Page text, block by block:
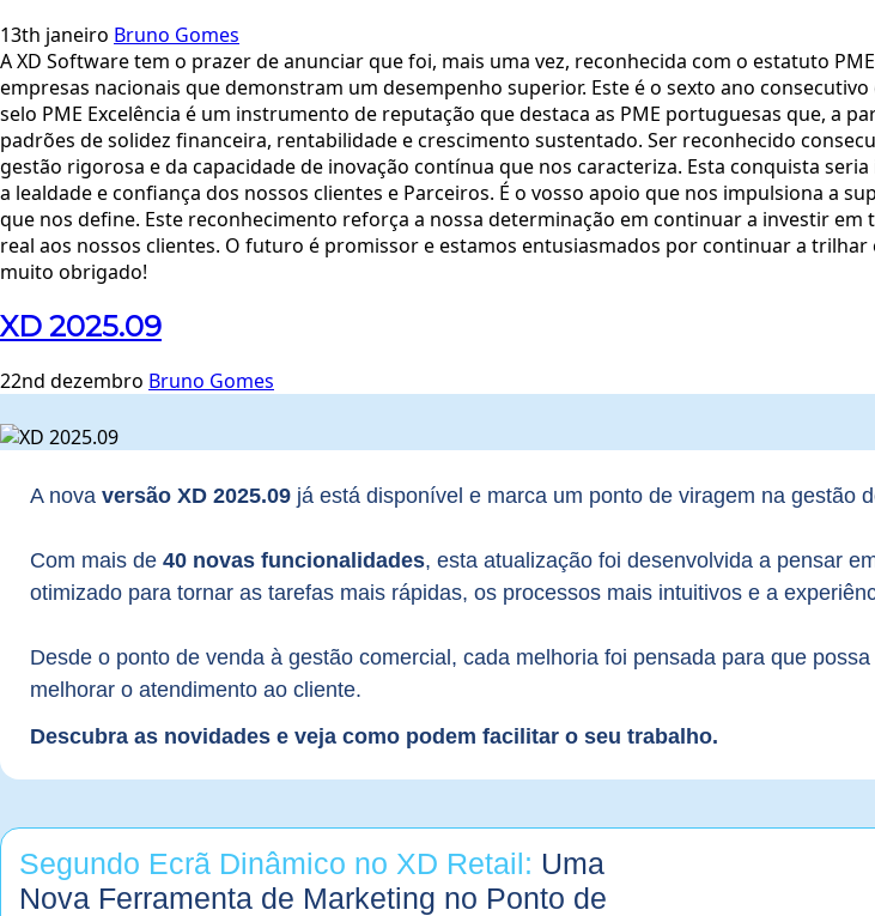
13th janeiro Bruno Gomes
A XD Software tem o prazer de anunciar que foi, mais uma vez, reconhecida com o estatuto
empresas nacionais que demonstram um desempenho superior. Este é o sexto ano
selo PME Excelência é um instrumento de reputação que destaca as PME portuguesas que, a
padrões de solidez financeira, rentabilidade e crescimento sustentado. Ser reconhecido
gestão rigorosa e da capacidade de inovação contínua que nos caracteriza. Esta conquista
a lealdade e confiança dos nossos clientes e Parceiros. É o vosso apoio que nos impulsiona a
que nos define. Este reconhecimento reforça a nossa determinação em continuar a investir
real aos nossos clientes. O futuro é promissor e estamos entusiasmados por continuar a trilhar
muito obrigado!
XD 2025.09
22nd dezembro Bruno Gomes
A nova versão XD 2025.09 já está disponível e marca um ponto de viragem na gestão
Com mais de 40 novas funcionalidades, esta atualização foi desenvolvida a pensar
otimizado para tornar as tarefas mais rápidas, os processos mais intuitivos e a
Desde o ponto de venda à gestão comercial, cada melhoria foi pensada para que
melhorar o atendimento ao cliente.
Descubra as novidades e veja como podem facilitar o seu trabalho.
Segundo Ecrã Dinâmico no XD Retail: Uma
Nova Ferramenta de Marketing no Ponto de